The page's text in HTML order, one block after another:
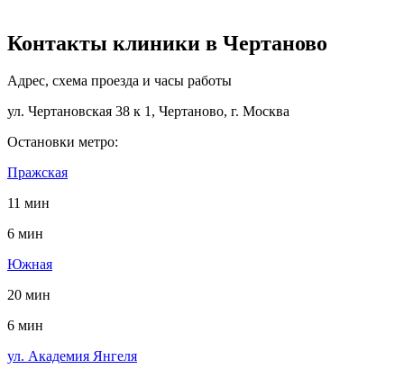
Контакты клиники в Чертаново
Адрес, схема проезда и часы работы
ул. Чертановская 38 к 1, Чертаново, г. Москва
Остановки метро:
Пражская
11 мин
6 мин
Южная
20 мин
6 мин
ул. Академия Янгеля